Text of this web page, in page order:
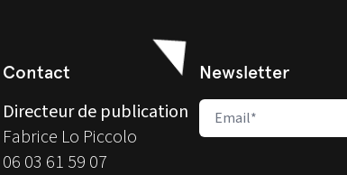
Contact
Directeur de publication
Fabrice Lo Piccolo
06 03 61 59 07
Newsletter